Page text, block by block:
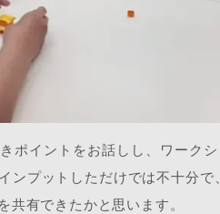
ポイントをお話しし、ワーク
ンプットしただけでは不十分
共有できたかと思います。